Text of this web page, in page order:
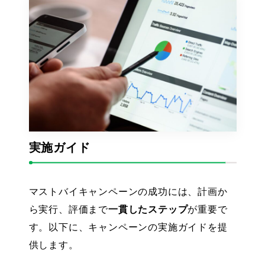
実施ガイド
マストバイキャンペーンの成功には、計画か
ら実行、評価まで一貫したステップが重要で
す。以下に、キャンペーンの実施ガイドを提
供します。